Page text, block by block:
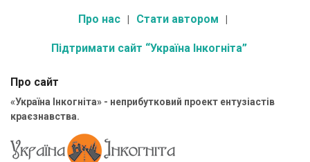
Про нас Стати автором
Підтримати сайт “Україна Інкогніта”
Про сайт
«Україна Інкогніта» - неприбутковий проект ентузіастів
краєзнавства.